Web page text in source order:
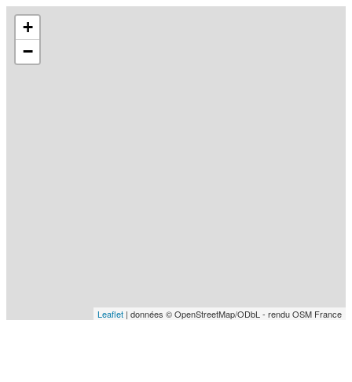
+
−
Leaflet | données © OpenStreetMap/ODbL - rendu OSM France